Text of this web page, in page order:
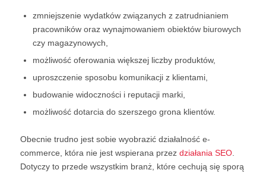
zmniejszenie wydatków związanych z zatrudnianiem
pracowników oraz wynajmowaniem obiektów biurowych
czy magazynowych,
możliwość oferowania większej liczby produktów,
uproszczenie sposobu komunikacji z klientami,
budowanie widoczności i reputacji marki,
możliwość dotarcia do szerszego grona klientów.
Obecnie trudno jest sobie wyobrazić działalność e-
commerce, która nie jest wspierana przez działania SEO.
Dotyczy to przede wszystkim branż, które cechują się sporą